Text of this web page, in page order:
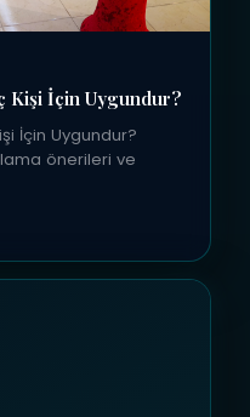
Kişi İçin Uygundur?
İçin Uygundur?
önerileri ve